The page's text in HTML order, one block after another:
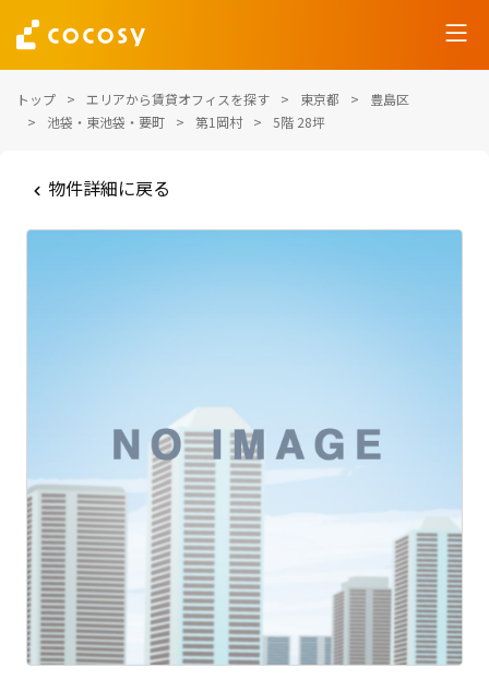
トップ エリアから賃貸オフィスを探す 東京都
豊島区
池袋・東池袋・要町
第1岡村 5階 28坪
物件詳細に戻る